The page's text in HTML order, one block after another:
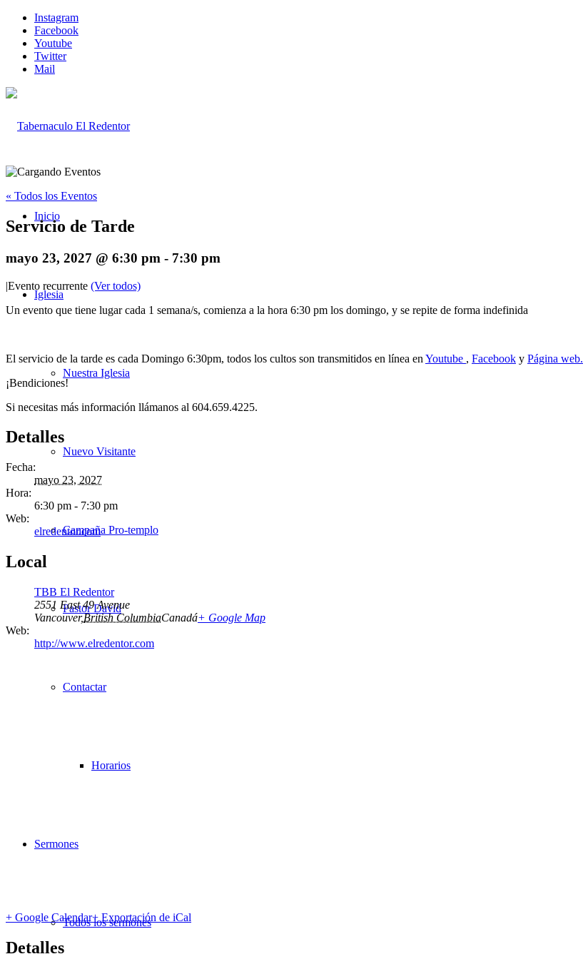
Instagram
Facebook
Youtube
Twitter
Mail
Inicio
Iglesia
Nuestra Iglesia
Nuevo Visitante
Campaña Pro-templo
Pastor David
Contactar
Horarios
Sermones
Todos los sermones
« Todos los Eventos
Servicio de Tarde
mayo 23, 2027 @ 6:30 pm - 7:30 pm
|Evento recurrente (Ver todos)
Un evento que tiene lugar cada 1 semana/s, comienza a la hora 6:30 pm los domingo, y se repite de forma indefinida
El servicio de la tarde es cada Domingo 6:30pm, todos los cultos son transmitidos en línea en Youtube , Facebook y Página web.
¡Bendiciones!
Si necesitas más información llámanos al 604.659.4225.
Detalles
Fecha:
mayo 23, 2027
Hora:
6:30 pm - 7:30 pm
Web:
elredentor.com
Local
TBB El Redentor
2551 East 49 Avenue
Vancouver,British ColumbiaCanadá+ Google Map
Web:
http://www.elredentor.com
+ Google Calendar+ Exportación de iCal
Detalles